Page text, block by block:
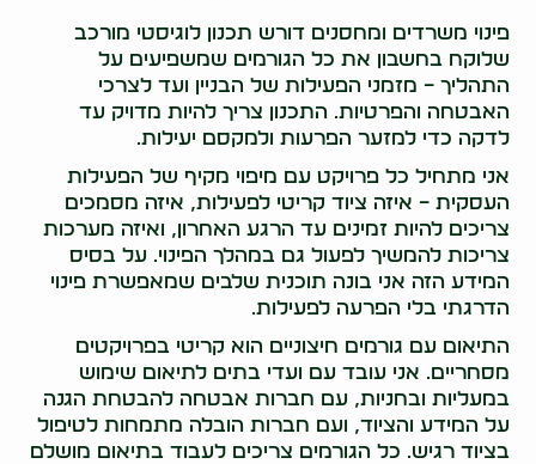
פינוי משרדים ומחסנים דורש תכנון לוגיסטי מורכב
שלוקח בחשבון את כל הגורמים שמשפיעים על
התהליך – מזמני הפעילות של הבניין ועד לצרכי
האבטחה והפרטיות. התכנון צריך להיות מדויק עד
לדקה כדי למזער הפרעות ולמקסם יעילות.
אני מתחיל כל פרויקט עם מיפוי מקיף של הפעילות
העסקית – איזה ציוד קריטי לפעילות, איזה מסמכים
צריכים להיות זמינים עד הרגע האחרון, ואיזה מערכות
צריכות להמשיך לפעול גם במהלך הפינוי. על בסיס
המידע הזה אני בונה תוכנית שלבים שמאפשרת פינוי
הדרגתי בלי הפרעה לפעילות.
התיאום עם גורמים חיצוניים הוא קריטי בפרויקטים
מסחריים. אני עובד עם ועדי בתים לתיאום שימוש
במעליות ובחניות, עם חברות אבטחה להבטחת הגנה
על המידע והציוד, ועם חברות הובלה מתמחות לטיפול
בציוד רגיש. כל הגורמים צריכים לעבוד בתיאום מושלם